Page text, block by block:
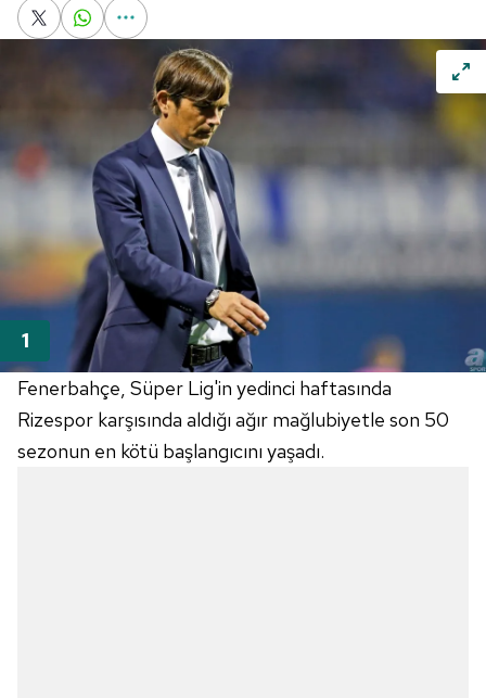
Fenerbahçe, Süper Lig'in yedinci haftasında
Rizespor karşısında aldığı ağır mağlubiyetle son 50
sezonun en kötü başlangıcını yaşadı.